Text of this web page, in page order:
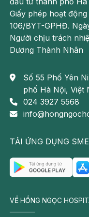
Viêm cầu thận là
Suy thận cấp
cấp ở người trẻ, cần
người có tuổi hay gặp
Giấy phép hoạt
106/BYT-GPHĐ.
Người chịu trách
Dương Thành Nhân
Số 55 Phố Yên
phố Hà Nội, Việt
024 3927 5568
TẢI ỨNG DỤNG
VỀ HỒNG NGỌC